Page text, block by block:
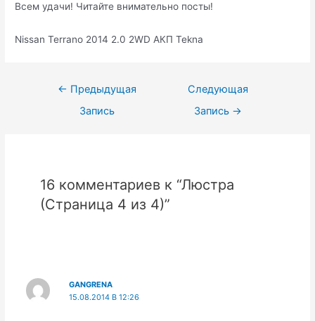
Всем удачи! Читайте внимательно посты!
Nissan Terrano 2014 2.0 2WD АКП Tekna
Навигация
← Предыдущая
Запись
Следующая
Запись →
16 комментариев к “Люстра
(Страница 4 из 4)”
GANGRENA
15.08.2014 В 12:26